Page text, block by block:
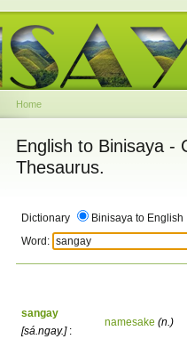
Home
English to Binisaya -
Thesaurus.
Dictionary
Binisaya to English
Word:
sangay
[sá.ngay.]:
namesake (n.)